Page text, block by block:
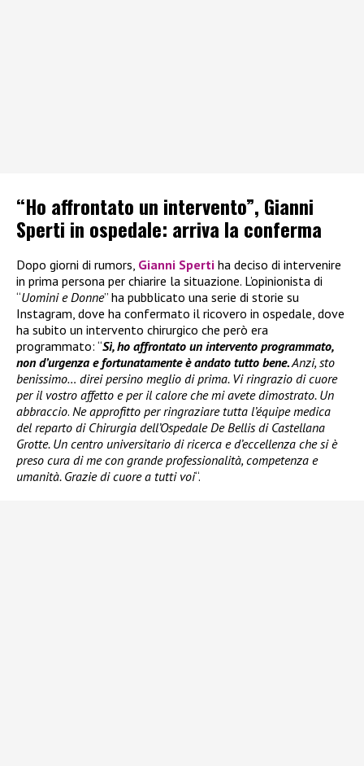
“Ho affrontato un intervento”, Gianni
Sperti in ospedale: arriva la conferma
Dopo giorni di rumors, Gianni Sperti ha deciso di intervenire
in prima persona per chiarire la situazione. L’opinionista di
“Uomini e Donne” ha pubblicato una serie di storie su
Instagram, dove ha confermato il ricovero in ospedale, dove
ha subito un intervento chirurgico che però era
programmato: “Sì, ho affrontato un intervento programmato,
non d’urgenza e fortunatamente è andato tutto bene.Anzi, sto
benissimo… direi persino meglio di prima. Vi ringrazio di cuore
per il vostro affetto e per il calore che mi avete dimostrato. Un
abbraccio. Ne approfitto per ringraziare tutta l’équipe medica
del reparto di Chirurgia dell’Ospedale De Bellis di Castellana
Grotte. Un centro universitario di ricerca e d’eccellenza che si è
preso cura di me con grande professionalità, competenza e
umanità. Grazie di cuore a tutti voi“.